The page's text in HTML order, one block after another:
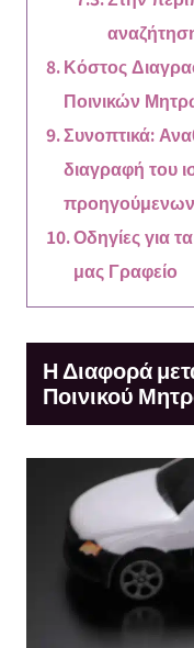
Κόστος
Ποινικών
Συνοπτικά:
διαγραφή του
προηγούμενων
Οδηγίες για
μας Γραφείο
Η Διαφορά
Ποινικού